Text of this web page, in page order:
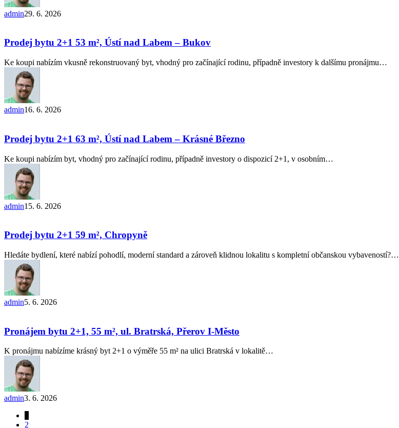
admin29. 6. 2026
2+1 53
Ústí
nad
Labem
Bukov
Prodej bytu 2+1 53 m², Ústí nad Labem – Bukov
Ke koupi nabízím vkusně rekonstruovaný byt, vhodný pro začínající rodinu, případně investory k dalšímu pronájmu…
admin16. 6. 2026
2+1 63
m²,
Ústí
nad
Labem
Krásné
Březno
Prodej bytu 2+1 63 m², Ústí nad Labem – Krásné Březno
Ke koupi nabízím byt, vhodný pro začínající rodinu, případně investory o dispozicí 2+1, v osobním…
admin15. 6. 2026
2+1 59
Chropyně
Prodej bytu 2+1 59 m², Chropyně
Hledáte bydlení, které nabízí pohodlí, moderní standard a zároveň klidnou lokalitu s kompletní občanskou vybaveností?…
admin5. 6. 2026
2+1,
55
m²,
ul.
Bratrská,
Přerov
I-
Město
Pronájem bytu 2+1, 55 m², ul. Bratrská, Přerov I-Město
K pronájmu nabízíme krásný byt 2+1 o výměře 55 m² na ulici Bratrská v lokalitě…
admin3. 6. 2026
2